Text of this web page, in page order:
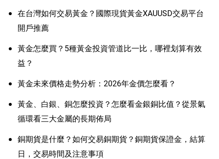
在台灣如何交易黃金？國際現貨黃金XAUUSD交易平台
開戶推薦
黃金怎麼買？5種黃金投資管道比一比，哪裡划算有效
益？
黃金未來價格走勢分析：2026年金價怎麼看？
黃金、白銀、銅怎麼投資？怎麼看金銀銅比值？從景氣
循環看三大金屬的長期佈局
銅期貨是什麼？如何交易銅期貨？銅期貨保證金，結算
日，交易時間及注意事項